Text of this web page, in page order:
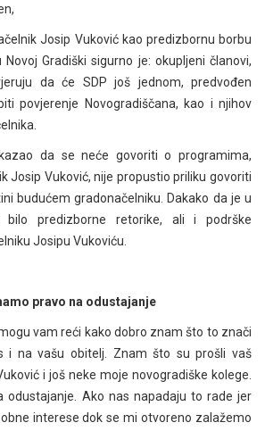
Josip Vuković kao predizbornu borbu
Gradiški sigurno je: okupljeni članovi,
da će SDP još jednom, predvođen
povjerenje Novogradiščana, kao i njihov
da se neće govoriti o programima,
Josip Vuković, nije propustio priliku govoriti
budućem gradonačelniku. Dakako da je u
bilo predizborne retorike, ali i podrške
Josipu Vukoviću.
pravo na odustajanje
vam reći kako dobro znam što to znači
i na vašu obitelj. Znam što su prošli vaš
i još neke moje novogradiške kolege.
odustajanje. Ako nas napadaju to rade jer
interese dok se mi otvoreno zalažemo